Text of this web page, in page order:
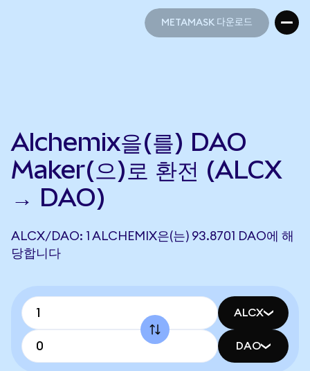
METAMASK 다운로드
Alchemix을(를) DAO
Maker(으)로 환전 (ALCX
→ DAO)
ALCX/DAO: 1 ALCHEMIX은(는) 93.8701 DAO에 해
당합니다
ALCX
DAO